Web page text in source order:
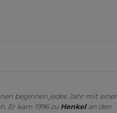
beginnen jedes Jahr mit
Er kam 1996 zu Henkelan den